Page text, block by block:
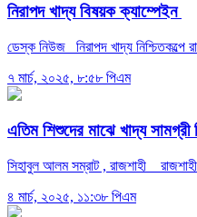
নিরাপদ খাদ্য বিষয়ক ক্যাম্পেইন
ডেস্ক নিউজ নিরাপদ খাদ্য নিশ্চিতকল্পে
৭ মার্চ, ২০২৫, ৮:৫৮ পিএম
এতিম শিশুদের মাঝে খাদ্য
সিহাবুল আলম সম্রাট , রাজশাহী
৪ মার্চ, ২০২৫, ১১:৩৮ পিএম